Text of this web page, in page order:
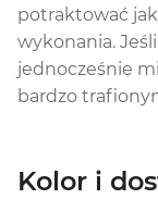
potraktować
wykonania.
jednocześnie
bardzo
Kolor i